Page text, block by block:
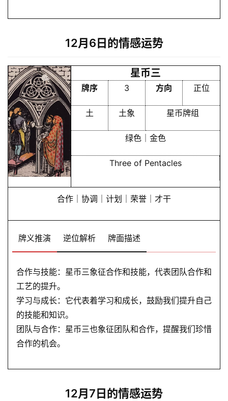
12月6日的情感运势
星币三
牌序 3 方向 正位
土 土象 星币牌组
绿色｜金色
Three of Pentacles
合作｜协调｜计划｜荣誉｜才干
牌义推演 逆位解析 牌面描述
合作与技能：星币三象征合作和技能，代表团队合作和
工艺的提升。
学习与成长：它代表着学习和成长，鼓励我们提升自己
的技能和知识。
团队与合作：星币三也象征团队和合作，提醒我们珍惜
合作的机会。
12月7日的情感运势